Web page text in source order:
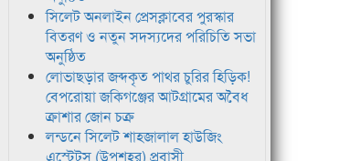
সিলেট অনলাইন প্রেসক্লাবের পুরস্কার
বিতরণ ও নতুন সদস্যদের পরিচিতি সভা
অনুষ্ঠিত
লোভাছড়ার জব্দকৃত পাথর চুরির হিড়িক!
বেপরোয়া জকিগঞ্জের আটগ্রামের অবৈধ
ক্রাশার জোন চক্র
লন্ডনে সিলেট শাহজালাল হাউজিং
এস্টেটস (উপশহর) প্রবাসী